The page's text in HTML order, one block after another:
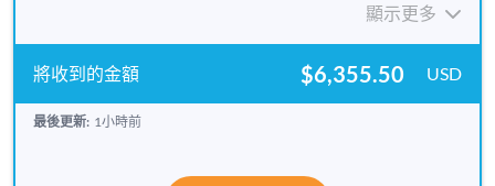
顯示更多
$6,355.50 USD
最後更新: 1小時前